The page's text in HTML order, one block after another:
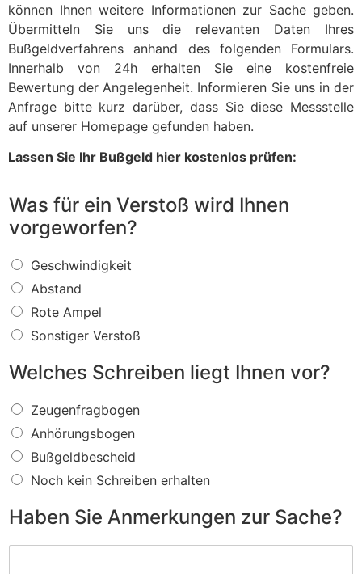
können Ihnen weitere Informationen zur Sache geben.
Übermitteln Sie uns die relevanten Daten Ihres
Bußgeldverfahrens anhand des folgenden Formulars.
Innerhalb von 24h erhalten Sie eine kostenfreie
Bewertung der Angelegenheit. Informieren Sie uns in der
Anfrage bitte kurz darüber, dass Sie diese Messstelle
auf unserer Homepage gefunden haben.
Lassen Sie Ihr Bußgeld hier kostenlos prüfen:
Was für ein Verstoß wird Ihnen
vorgeworfen?
W
a
s
f
ü
r
i
V
e
r
s
t
o
ß
w
Geschwindigkeit
Abstand
Rote Ampel
Sonstiger Verstoß
Welches Schreiben liegt Ihnen vor?
W
e
c
h
e
S
Zeugenfragbogen
Anhörungsbogen
Bußgeldbescheid
Noch kein Schreiben erhalten
Haben Sie Anmerkungen zur Sache?